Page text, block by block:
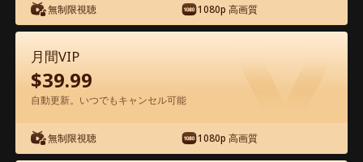
アプリ内で無料視聴可能
無制限視聴 1080p 高画質
月間VIP
$39.99
自動更新。いつでもキャンセル可能
無制限視聴 1080p 高画質